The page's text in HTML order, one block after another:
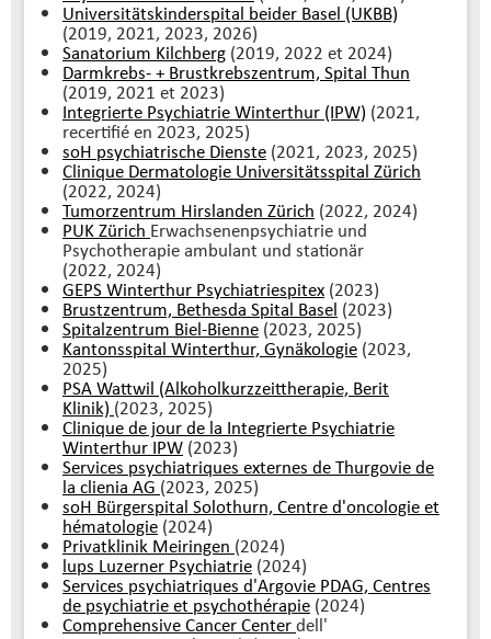
Universitätskinderspital beider Basel (UKBB)
(2019, 2021, 2023, 2026)
Sanatorium Kilchberg (2019, 2022 et 2024)
Darmkrebs- + Brustkrebszentrum, Spital Thun
(2019, 2021 et 2023)
Integrierte Psychiatrie Winterthur (IPW) (2021,
recertifié en 2023, 2025)
soH psychiatrische Dienste (2021, 2023, 2025)
Clinique Dermatologie Universitätsspital Zürich
(2022, 2024)
Tumorzentrum Hirslanden Zürich (2022, 2024)
PUK Zürich Erwachsenenpsychiatrie und
Psychotherapie ambulant und stationär
(2022, 2024)
GEPS Winterthur Psychiatriespitex (2023)
Brustzentrum, Bethesda Spital Basel (2023)
Spitalzentrum Biel-Bienne (2023, 2025)
Kantonsspital Winterthur, Gynäkologie (2023,
2025)
PSA Wattwil (Alkoholkurzzeittherapie, Berit
Klinik) (2023, 2025)
Clinique de jour de la Integrierte Psychiatrie
Winterthur IPW (2023)
Services psychiatriques externes de Thurgovie de
la clienia AG (2023, 2025)
soH Bürgerspital Solothurn, Centre d'oncologie et
hématologie (2024)
Privatklinik Meiringen (2024)
lups Luzerner Psychiatrie (2024)
Services psychiatriques d'Argovie PDAG, Centres
de psychiatrie et psychothérapie (2024)
Comprehensive Cancer Centerdell'